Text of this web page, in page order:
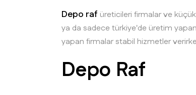
Depo raf üreticileri firmalar ve
ya da sadece türkiye'de üretim
yapan firmalar stabil hizmetler
Depo Raf